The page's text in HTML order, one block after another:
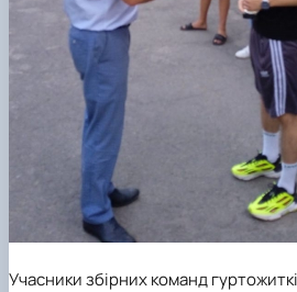
Учасники збірних команд